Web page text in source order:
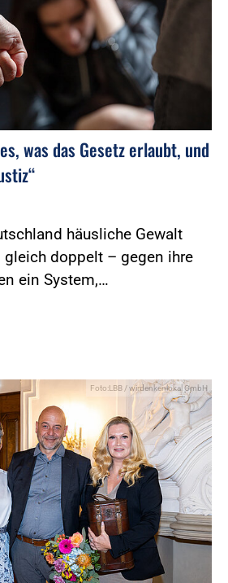
was das Gesetz erlaubt, und
häusliche Gewalt
doppelt – gegen ihre
ein System,…
Foto:LBB / wirdenkenlokal GmbH